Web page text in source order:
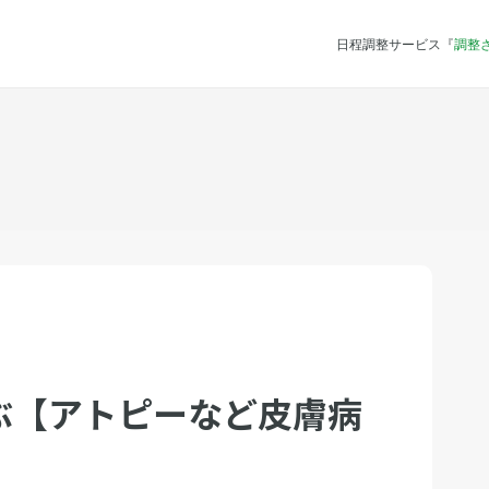
日程調整サービス『調整
アトピーなど皮膚病